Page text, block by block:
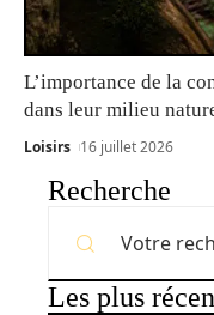
L’importance de la
dans leur milieu
Loisirs 16 juillet 2026
Recherche
Les plus